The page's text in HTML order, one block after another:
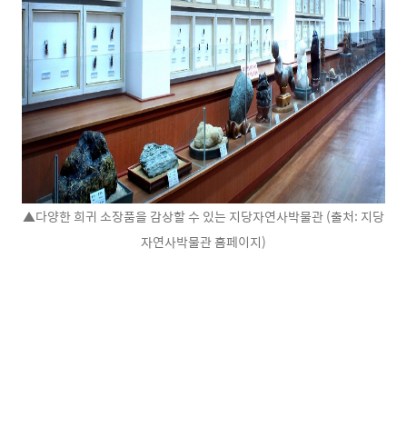
▲다양한 희귀 소장품을 감상할 수 있는 지당자연사박물관 (출처: 지당
자연사박물관 홈페이지)